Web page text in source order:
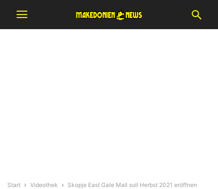
Start Videothek Skopje East Gate Mall soll Herbst 2021 eröffnen